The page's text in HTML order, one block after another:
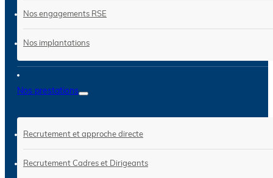
Nos engagements RSE
Nos implantations
Nos prestations
Recrutement et approche directe
Recrutement Cadres et Dirigeants